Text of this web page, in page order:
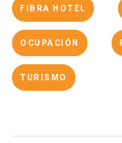
FIBRA HOTEL
OCUPACIÓN
TURISMO